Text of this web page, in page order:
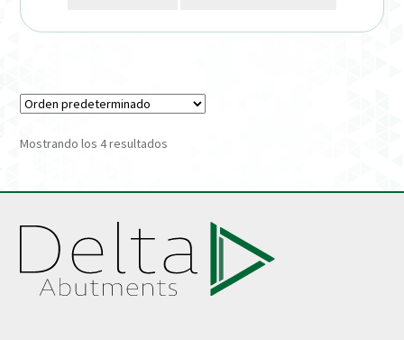
Mostrando los 4 resultados